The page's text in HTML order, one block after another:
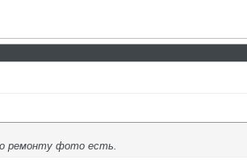
ремонту фото есть.